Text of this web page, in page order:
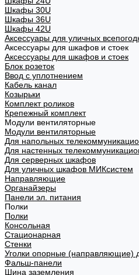
Шкафы 30U
Шкафы 36U
Шкафы 42U
Аксессуары для уличных
Аксессуары для шкафов и стоек
Аксессуары для шкафов и стоек
Блок розеток
Ввод с уплотнением
Кабель канал
Козырьки
Комплект роликов
Крепежный комплект
Модули вентиляторные
Модули вентиляторные
Для напольных
Для настенных
Для серверных шкафов
Для уличных шкафов МИКсистем
Направляющие
Органайзеры
Панели эл. питания
Полки
Полки
Консольная
Стационарная
Стенки
Уголки опорные (направляющие)
Фальш-панели
Шина заземления